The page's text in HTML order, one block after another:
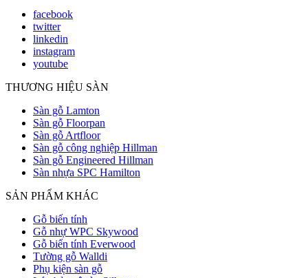
facebook
twitter
linkedin
instagram
youtube
THƯƠNG HIỆU SÀN
Sàn gỗ Lamton
Sàn gỗ Floorpan
Sàn gỗ Artfloor
Sàn gỗ công nghiệp Hillman
Sàn gỗ Engineered Hillman
Sàn nhựa SPC Hamilton
SẢN PHẨM KHÁC
Gỗ biến tính
Gỗ nhự WPC Skywood
Gỗ biến tính Everwood
Tường gỗ Walldi
Phụ kiện sàn gỗ